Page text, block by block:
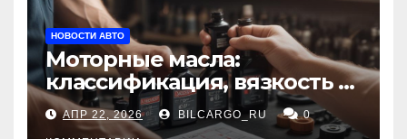
НОВОСТИ АВТО
Моторные масла:
классификация, вязкость и
рекомендации по выбору
для различных типов
АПР 22, 2026 BILCARGO_RU 0